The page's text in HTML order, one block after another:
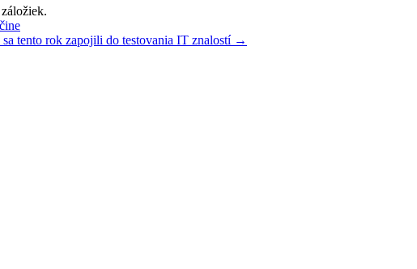
tento rok zapojili do testovania IT znalostí →